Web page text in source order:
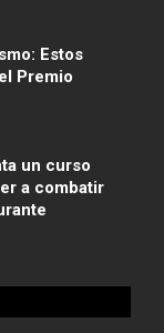
Estos
Premio
un curso
a combatir